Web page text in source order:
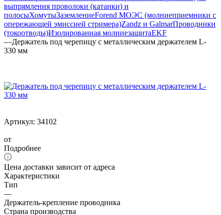
выпрямления проволоки (катанки) и
полосыХомутыЗаземлениеForend МОЭС (молниеприемники с
опережающей эмиссией стримера)Zandz и GalmarПроводники
(токоотводы)Изолированная молниезащитаEKF
—Держатель под черепицу с металлическим держателем L-
330 мм
Артикул: 34102
от
Подробнее
Цена доставки зависит от адреса
Характеристики
Тип
—
Держатель-крепление проводника
Страна производства